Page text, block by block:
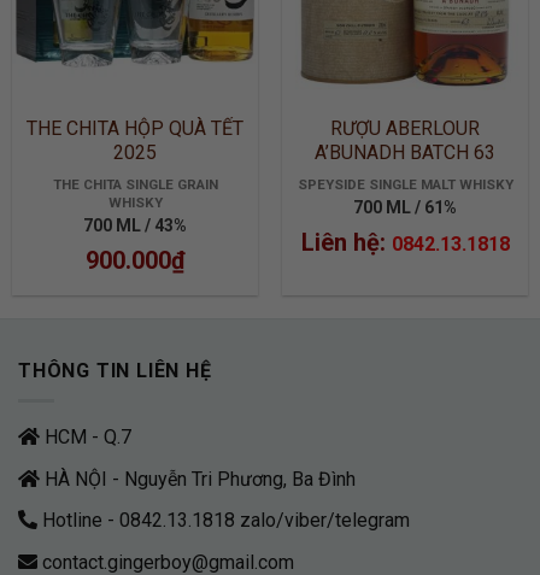
THE CHITA HỘP QUÀ TẾT
2025
THE CHITA SINGLE GRAIN
WHISKY
700 ML / 43%
900.000₫
RƯỢU ABERLOUR
A’BUNADH BATCH 63
SPEYSIDE SINGLE MALT WHISKY
700 ML / 61%
Liên hệ: 0842.13.1818
THÔNG TIN LIÊN HỆ
HCM - Q.7
HÀ NỘI - Nguyễn Tri Phương, Ba Đình
Hotline - 0842.13.1818 zalo/viber/telegram
contact.gingerboy@gmail.com